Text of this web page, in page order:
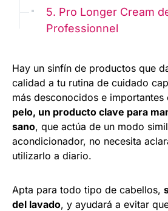
5. Pro Longer Cream
Professionnel
Hay un sinfín de productos que
calidad a tu rutina de cuidado
más desconocidos e importantes
pelo, un producto clave para
sano, que actúa de un modo
acondicionador, no necesita
utilizarlo a diario.
Apta para todo tipo de cabellos,
del lavado, y ayudará a evitar